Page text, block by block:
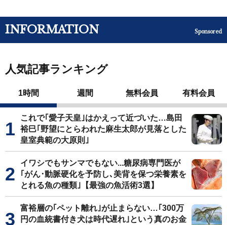
INFORMATION Sponsored
人気記事ランキング
1時間 週間 無料会員 有料会員
これで｢愛子天皇｣はかえって近づいた…島田
裕巳｢野望にとらわれた麻生太郎が見落とした
皇室典範の大原則｣
イワシでもサンマでもない...糖尿病専門医が
｢がん･動脈硬化を予防し､美背を保つ栄養素を
とれる魚の種類｣【最強の魚活術3選】
富裕層の｢ペット離れ｣が止まらない…｢300万
円の血統書付き犬は時代遅れ｣という真のお金